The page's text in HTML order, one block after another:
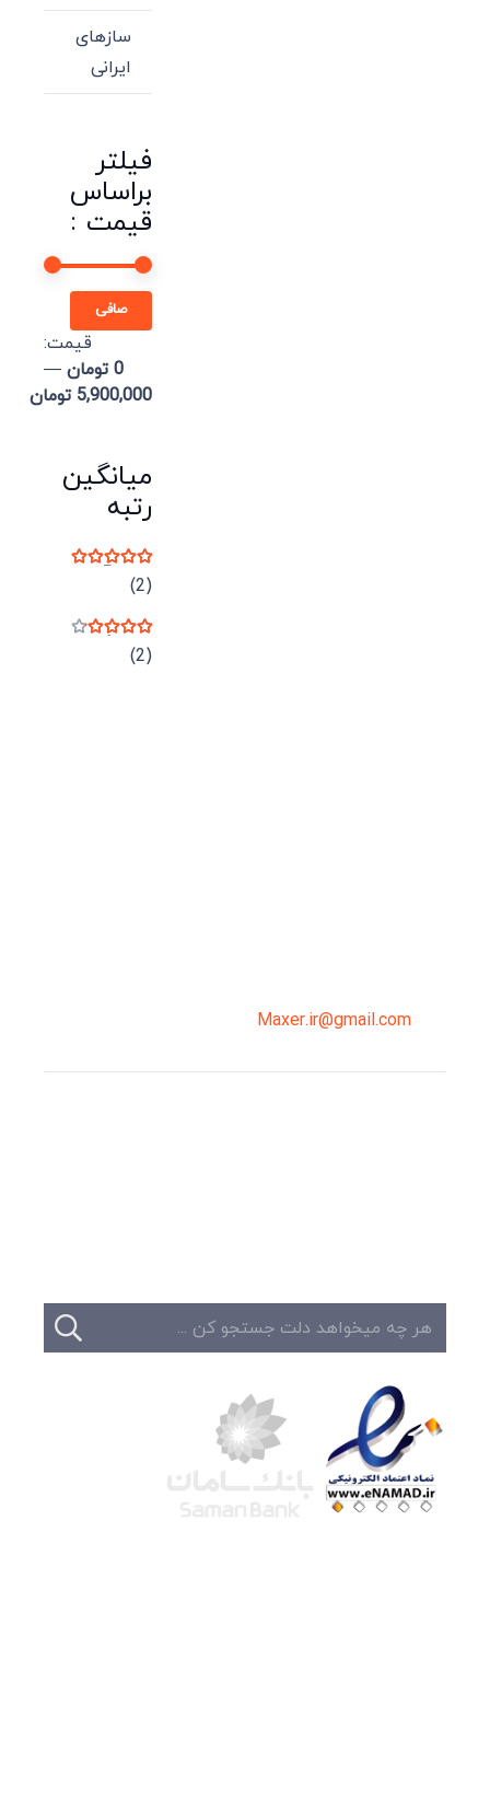
سازهای
ایرانی
فیلتر
براساس
قیمت :
صافی
قيمت:
0 تومان
—
5,900,000 تومان
میانگین
رتبه
نمره(2)
نمره(2)
Maxer.ir@gmail.com